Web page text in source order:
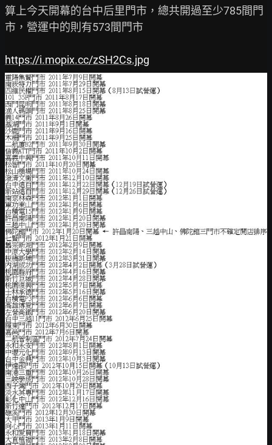
算上今天開幕的台中后里門市，總共開過至少785間門
市，營運中的則有573間門市
https://i.mopix.cc/zSH2Cs.jpg